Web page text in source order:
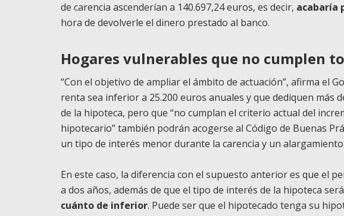
de carencia ascenderían a 140.697,24 euros, es decir, acabaría
hora de devolverle el dinero prestado al banco.
Hogares vulnerables que no cumplen
“Con el objetivo de ampliar el ámbito de actuación”, afirma el
renta sea inferior a 25.200 euros anuales y que dediquen más
de la hipoteca, pero que “no cumplan el criterio actual del
hipotecario” también podrán acogerse al Código de Buenas
un tipo de interés menor durante la carencia y un
En este caso, la diferencia con el supuesto anterior es que el
a dos años, además de que el tipo de interés de la hipoteca
cuánto de inferior. Puede ser que el hipotecado tenga su